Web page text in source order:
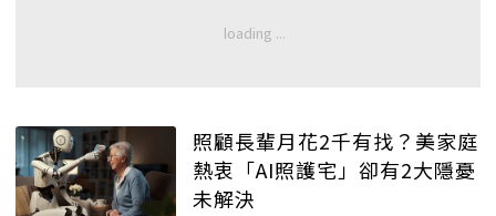
照顧長輩月花2千有找？美家庭
熱衷「AI照護宅」卻有2大隱憂
未解決